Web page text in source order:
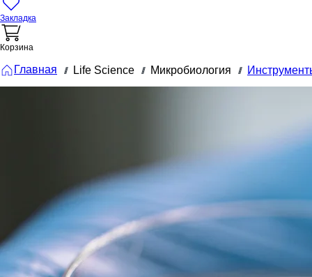
Закладка
Корзина
Главная /// Life Science /// Микробиология ///